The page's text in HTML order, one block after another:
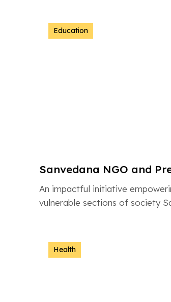
Education
An impactful initiative
vulnerable sections of society
dedicated […]
Health